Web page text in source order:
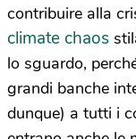
contribuire alla
climate chaos
lo sguardo,
grandi banche
dunque) a tutti i